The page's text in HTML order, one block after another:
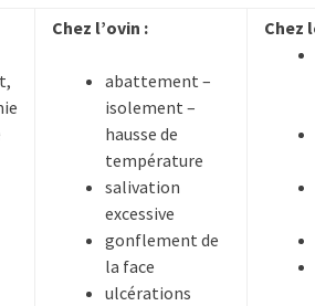
Chez l’ovin :
abattement –
isolement –
hausse de
température
salivation
excessive
gonflement de
la face
ulcérations
Chez